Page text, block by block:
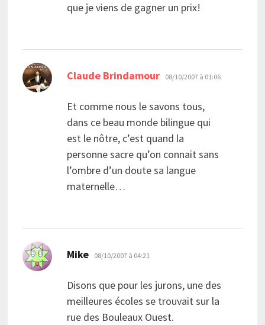
que je viens de gagner un prix!
Claude Brindamour dit :
08/10/2007 à 01:06
Et comme nous le savons tous,
dans ce beau monde bilingue qui
est le nôtre, c’est quand la
personne sacre qu’on connait sans
l’ombre d’un doute sa langue
maternelle…
Mike dit :
08/10/2007 à 04:21
Disons que pour les jurons, une des
meilleures écoles se trouvait sur la
rue des Bouleaux Ouest.